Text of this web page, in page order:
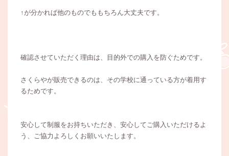
↑が分かれば他のものでももちろん大丈夫です。
確認させていただく理由は、目的外での購入を防ぐためです。
さくらやが販売できるのは、その学校に通っている方が着用す
るためです。
安心して制服をお持ちいただき、安心してご購入いただけるよ
う、ご協力よろしくお願いいたします。